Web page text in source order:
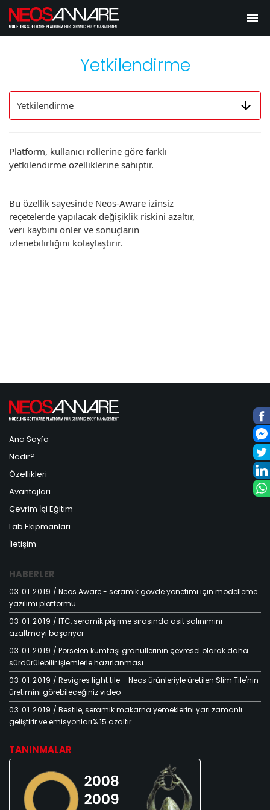
menu
Yetkilendirme
Platform, kullanıcı rollerine göre farklı
yetkilendirme özelliklerine sahiptir.
Bu özellik sayesinde Neos-Aware izinsiz
reçetelerde yapılacak değişiklik riskini azaltır,
veri kaybını önler ve sonuçların
izlenebilirliğini kolaylaştırır.
Ana Sayfa
Nedir?
Özellikleri
Avantajları
Çevrim İçi Eğitim
Lab Ekipmanları
İletişim
HABERLER
03.01.2019 / Neos Aware - seramik gövde yönetimi için modelleme
yazılımı platformu
03.01.2019 / ITC, seramik pişirme sırasında asit salınımını
azaltmayı başarıyor
03.01.2019 / Porselen kumtaşı granüllerinin çevresel olarak daha
sürdürülebilir işlemlerle hazırlanması
03.01.2019 / Revigres light tile – Neos ürünleriyle üretilen Slim Tile'nin
üretimini görebileceğiniz video
03.01.2019 / Bestile, seramik makarna yemeklerini yarı zamanlı
geliştirir ve emisyonları% 15 azaltır
TANINMALAR